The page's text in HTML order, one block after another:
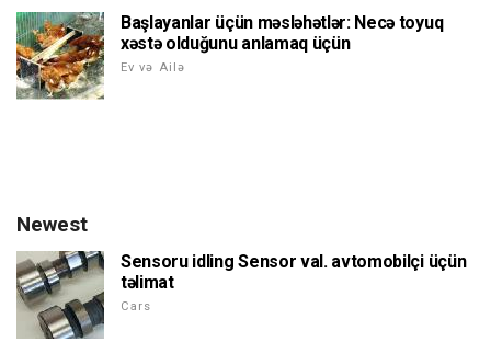
Başlayanlar üçün məsləhətlər: Necə toyuq
xəstə olduğunu anlamaq üçün
Ev və Ailə
Newest
Sensoru idling Sensor val. avtomobilçi üçün
təlimat
Cars